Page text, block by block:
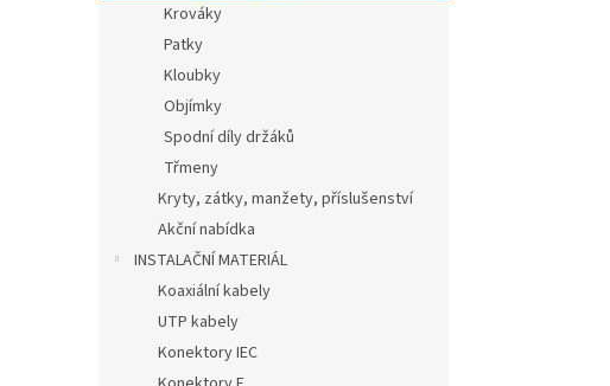
Krováky
Patky
Kloubky
Objímky
Spodní díly držáků
Třmeny
Kryty, zátky, manžety, příslušenství
Akční nabídka
INSTALAČNÍ MATERIÁL
Koaxiální kabely
UTP kabely
Konektory IEC